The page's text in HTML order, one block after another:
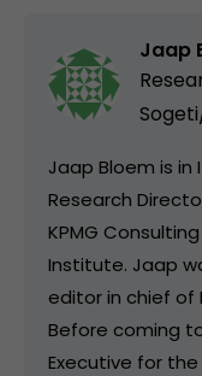
Jaap
Jaap Bloem is in
Research
KPMG
Institute. Jaap
editor in chief of
Before coming
Executive for